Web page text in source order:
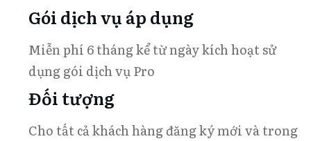
Gói dịch vụ áp dụng
Miễn phí 6 tháng kể từ ngày kích hoạt sử
dụng gói dịch vụPro
Đối tượng
Cho tất cả khách hàng đăng ký mới và trong